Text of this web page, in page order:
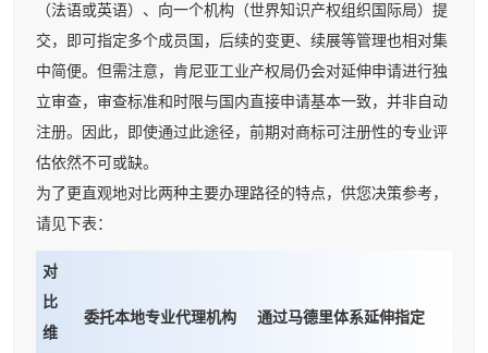
（法语或英语）、向一个机构（世界知识产权组织国际局）提
交，即可指定多个成员国，后续的变更、续展等管理也相对集
中简便。但需注意，肯尼亚工业产权局仍会对延伸申请进行独
立审查，审查标准和时限与国内直接申请基本一致，并非自动
注册。因此，即使通过此途径，前期对商标可注册性的专业评
估依然不可或缺。
为了更直观地对比两种主要办理路径的特点，供您决策参考，
请见下表：
对
比
维
委托本地专业代理机构 通过马德里体系延伸指定